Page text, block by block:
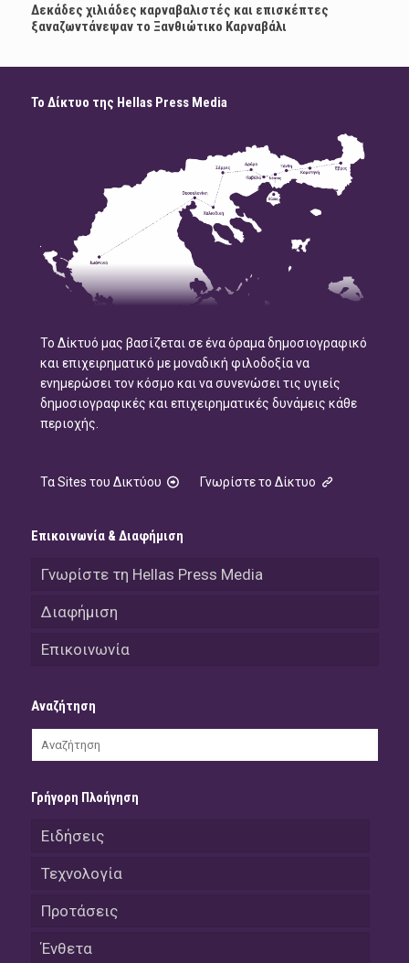
Δεκάδες χιλιάδες καρναβαλιστές και επισκέπτες
ξαναζωντάνεψαν το Ξανθιώτικο Καρναβάλι
Το Δίκτυο της Hellas Press Media
Το Δίκτυό μας βασίζεται σε ένα όραμα δημοσιογραφικό
και επιχειρηματικό με μοναδική φιλοδοξία να
ενημερώσει τον κόσμο και να συνενώσει τις υγιείς
δημοσιογραφικές και επιχειρηματικές δυνάμεις κάθε
περιοχής.
Τα Sites του Δικτύου Γνωρίστε το Δίκτυο
Επικοινωνία & Διαφήμιση
Γνωρίστε τη Hellas Press Media
Διαφήμιση
Επικοινωνία
Αναζήτηση
Γρήγορη Πλοήγηση
Ειδήσεις
Τεχνολογία
Προτάσεις
Ένθετα